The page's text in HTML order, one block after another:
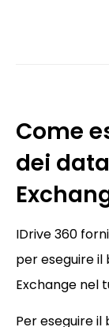
Come
dei
IDrive 360
per eseguire il
Exchange nel
Per eseguire il